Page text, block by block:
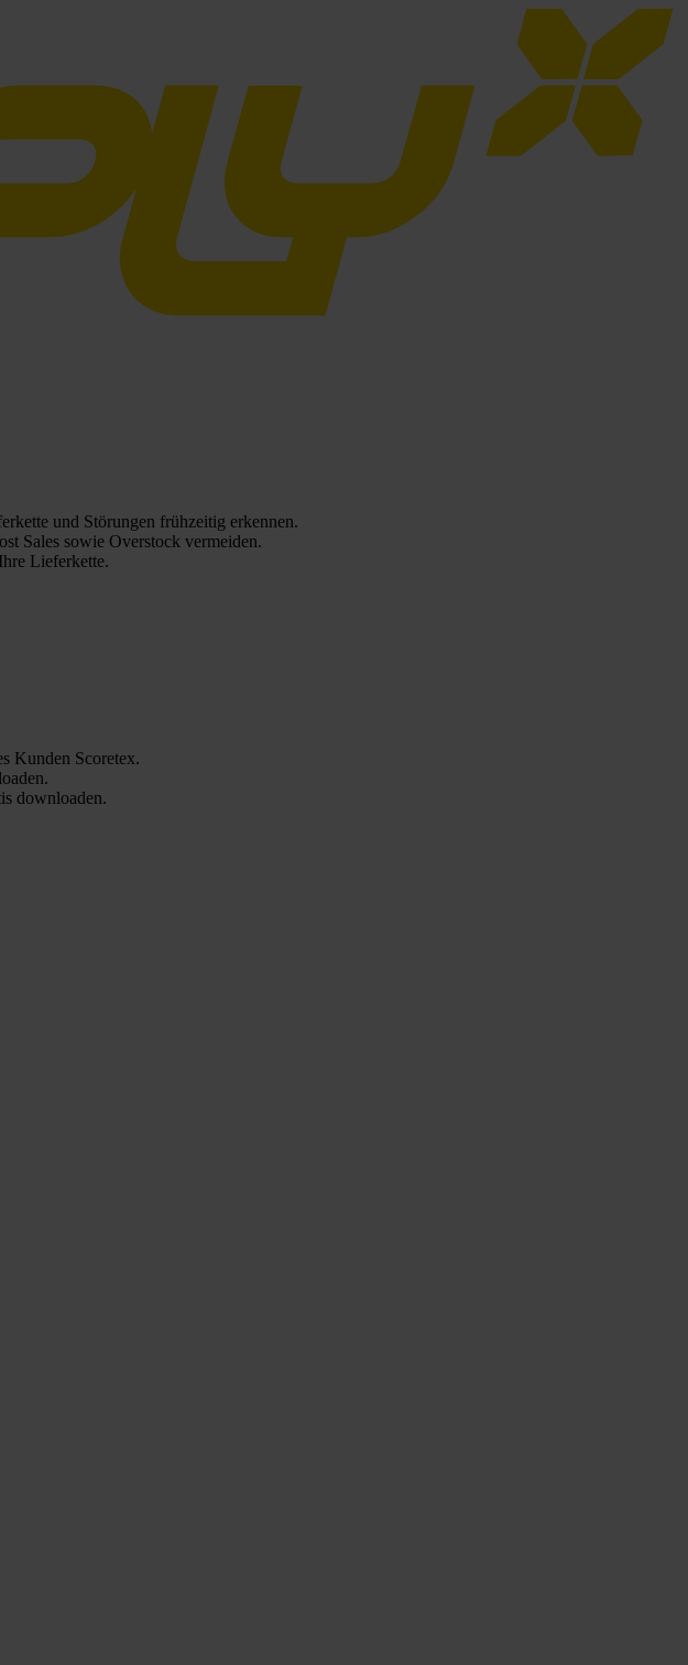
und Störungen frühzeitig erkennen.
Sales sowie Overstock vermeiden.
Lieferkette.
Kunden Scoretex.
downloaden.